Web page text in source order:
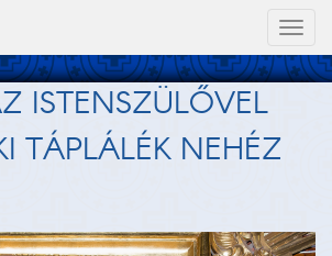
ISTENSZÜLŐVEL
TÁPLÁLÉK NEHÉZ